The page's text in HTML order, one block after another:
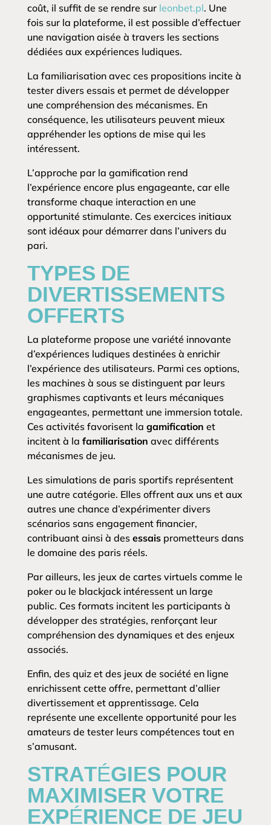
coût, il suffit de se rendre sur leonbet.pl. Une
fois sur la plateforme, il est possible d’effectuer
une navigation aisée à travers les sections
dédiées aux expériences ludiques.
La familiarisation avec ces propositions incite à
tester divers essais et permet de développer
une compréhension des mécanismes. En
conséquence, les utilisateurs peuvent mieux
appréhender les options de mise qui les
intéressent.
L’approche par la gamification rend
l’expérience encore plus engageante, car elle
transforme chaque interaction en une
opportunité stimulante. Ces exercices initiaux
sont idéaux pour démarrer dans l’univers du
pari.
TYPES DE
DIVERTISSEMENTS
OFFERTS
La plateforme propose une variété innovante
d’expériences ludiques destinées à enrichir
l’expérience des utilisateurs. Parmi ces options,
les machines à sous se distinguent par leurs
graphismes captivants et leurs mécaniques
engageantes, permettant une immersion totale.
Ces activités favorisent la gamification et
incitent à la familiarisation avec différents
mécanismes de jeu.
Les simulations de paris sportifs représentent
une autre catégorie. Elles offrent aux uns et aux
autres une chance d’expérimenter divers
scénarios sans engagement financier,
contribuant ainsi à des essaisprometteurs dans
le domaine des paris réels.
Par ailleurs, les jeux de cartes virtuels comme le
poker ou le blackjack intéressent un large
public. Ces formats incitent les participants à
développer des stratégies, renforçant leur
compréhension des dynamiques et des enjeux
associés.
Enfin, des quiz et des jeux de société en ligne
enrichissent cette offre, permettant d’allier
divertissement et apprentissage. Cela
représente une excellente opportunité pour les
amateurs de tester leurs compétences tout en
s’amusant.
STRATÉGIES POUR
MAXIMISER VOTRE
EXPÉRIENCE DE JEU